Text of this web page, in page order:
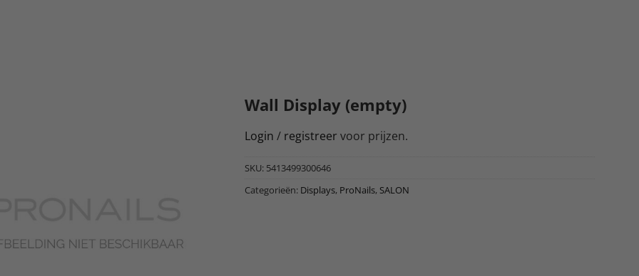
Wall Display (empty)
Login / registreer voor prijzen.
SKU: 5413499300646
Categorieën: Displays, ProNails, SALON